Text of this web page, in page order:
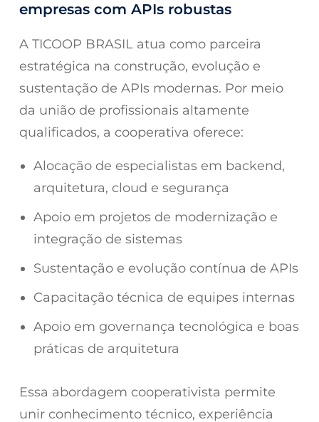
empresas com APIs robustas
A TICOOP BRASIL atua como parceira
estratégica na construção, evolução e
sustentação de APIs modernas. Por meio
da união de profissionais altamente
qualificados, a cooperativa oferece:
Alocação de especialistas em backend,
arquitetura, cloud e segurança
Apoio em projetos de modernização e
integração de sistemas
Sustentação e evolução contínua de APIs
Capacitação técnica de equipes internas
Apoio em governança tecnológica e boas
práticas de arquitetura
Essa abordagem cooperativista permite
unir conhecimento técnico, experiência